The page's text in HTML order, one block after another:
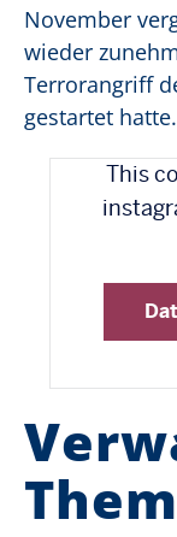
November
wieder
Terrorangriff
gestartet hatte.
Sieh dir
Ein
This